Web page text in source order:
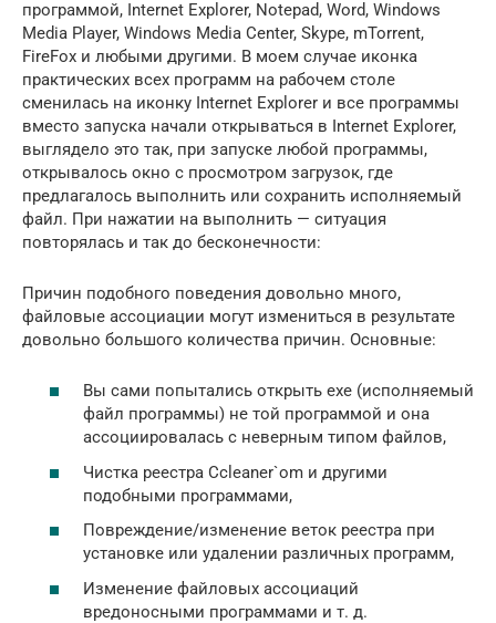
программой, Internet Explorer, Notepad, Word, Windows
Media Player, Windows Media Center, Skype, mTorrent,
FireFox и любыми другими. В моем случае иконка
практических всех программ на рабочем столе
сменилась на иконку Internet Explorer и все программы
вместо запуска начали открываться в Internet Explorer,
выглядело это так, при запуске любой программы,
открывалось окно с просмотром загрузок, где
предлагалось выполнить или сохранить исполняемый
файл. При нажатии на выполнить — ситуация
повторялась и так до бесконечности:
Причин подобного поведения довольно много,
файловые ассоциации могут измениться в результате
довольно большого количества причин. Основные:
Вы сами попытались открыть exe (исполняемый
файл программы) не той программой и она
ассоциировалась с неверным типом файлов,
Чистка реестра Ccleaner`om и другими
подобными программами,
Повреждение/изменение веток реестра при
установке или удалении различных программ,
Изменение файловых ассоциаций
вредоносными программами и т. д.